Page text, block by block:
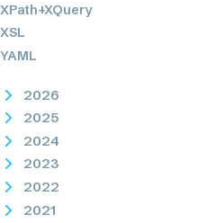
XPath+XQuery
XSL
YAML
2026
2025
2024
2023
2022
2021